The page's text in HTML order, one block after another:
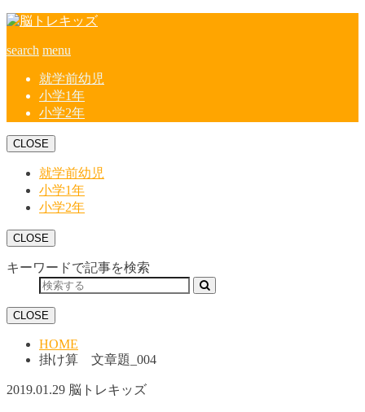
search menu
就学前幼児
小学1年
小学2年
CLOSE
就学前幼児
小学1年
小学2年
CLOSE
キーワードで記事を検索
CLOSE
HOME
掛け算 文章題_004
2019.01.29 脳トレキッズ